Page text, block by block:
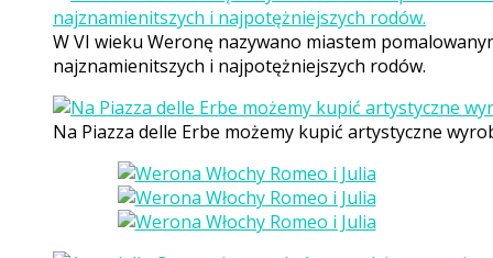
W VI wieku Weronę nazywano miastem
najznamienitszych i najpotężniejszych rodów.
Na Piazza delle Erbe możemy kupić artystyczne